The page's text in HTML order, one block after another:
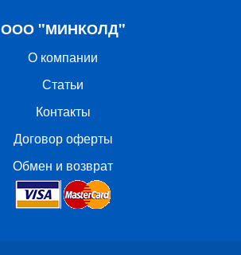
ООО "МИНКОЛД"
О компании
Статьи
Контакты
Договор оферты
Обмен и возврат